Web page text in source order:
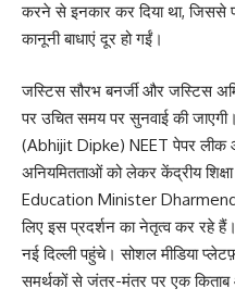
करने से इनकार कर दिया था, जिससे
कानूनी बाधाएं दूर हो गईं।
जस्टिस सौरभ बनर्जी और जस्टिस
पर उचित समय पर सुनवाई की
(Abhijit Dipke) NEET पेपर लीक
अनियमितताओं को लेकर केंद्रीय
Education Minister
लिए इस प्रदर्शन का नेतृत्व कर रहे
नई दिल्ली पहुंचे। सोशल मीडिया
समर्थकों से जंतर-मंतर पर एक